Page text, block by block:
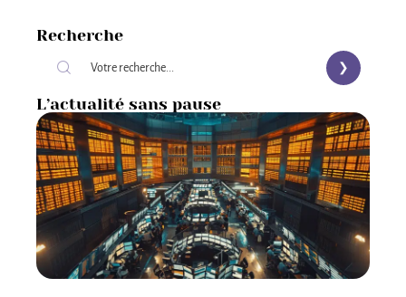
Recherche
L’actualité sans pause